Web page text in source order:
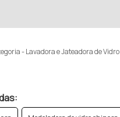
- Lavadora e Jateadora de Vidro